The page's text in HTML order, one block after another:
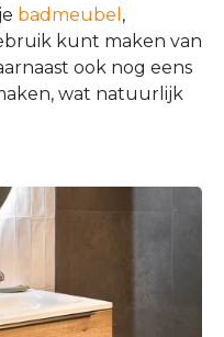
badmeubel ,
kunt maken van
ook nog eens
wat natuurlijk